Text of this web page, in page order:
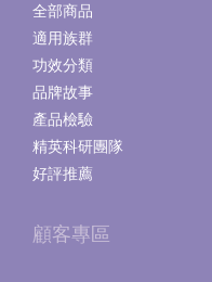
全部商品
適用族群
功效分類
品牌故事
產品檢驗
精英科研團隊
好評推薦
顧客專區